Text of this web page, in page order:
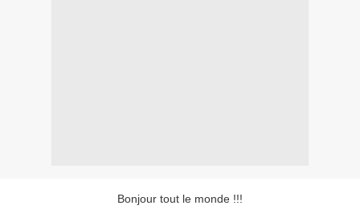
Bonjour tout le monde !!!